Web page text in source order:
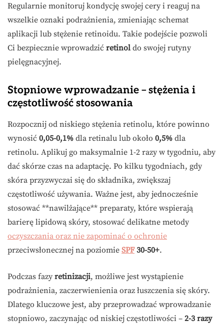
Regularnie monitoruj kondycję swojej cery i reaguj na
wszelkie oznaki podrażnienia, zmieniając schemat
aplikacji lub stężenie retinoidu. Takie podejście pozwoli
Ci bezpiecznie wprowadzić retinol do swojej rutyny
pielęgnacyjnej.
Stopniowe wprowadzanie – stężenia i
częstotliwość stosowania
Rozpocznij od niskiego stężenia retinolu, które powinno
wynosić 0,05-0,1% dla retinalu lub około 0,5% dla
retinolu. Aplikuj go maksymalnie 1-2 razy w tygodniu, aby
dać skórze czas na adaptację. Po kilku tygodniach, gdy
skóra przyzwyczai się do składnika, zwiększaj
częstotliwość używania. Ważne jest, aby jednocześnie
stosować **nawilżające** preparaty, które wspierają
barierę lipidową skóry, stosować delikatne metody
oczyszczania oraz nie zapominać o ochronie
przeciwsłonecznej na poziomie SPF30-50+.
Podczas fazy retinizacji, możliwe jest wystąpienie
podrażnienia, zaczerwienienia oraz łuszczenia się skóry.
Dlatego kluczowe jest, aby przeprowadzać wprowadzanie
stopniowo, zaczynając od niskiej częstotliwości – 2-3 razy